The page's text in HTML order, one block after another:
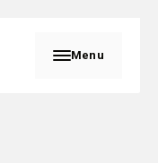
Menu